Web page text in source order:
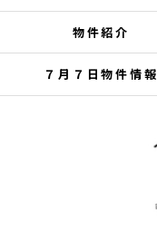
物件紹介
７月７日物件情報